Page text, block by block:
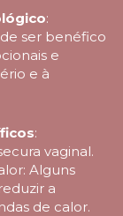
:
ser benéfico
e
e à
:
vaginal.
Alguns
a
de calor.